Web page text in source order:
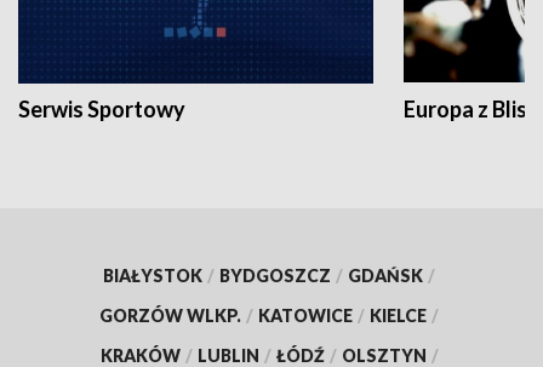
Serwis Sportowy Europa z
BIAŁYSTOK / BYDGOSZCZ / GDAŃSK /
GORZÓW WLKP. / KATOWICE / KIELCE /
KRAKÓW / LUBLIN / ŁÓDŹ / OLSZTYN /